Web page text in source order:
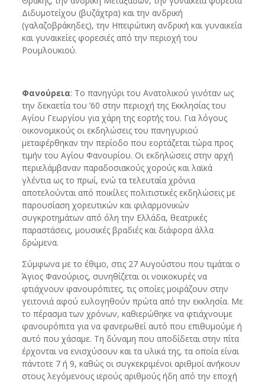
Διδυμοτείχου (βυζάχτρα) και την ανδρική
(γαλαζοβράκηδες), την Ηπειρώτικη ανδρική και γυναικεία
και γυναικείες φορεσιές από την περιοχή του
Ρουμλουκιού.
Φανούρεια: Το πανηγύρι του Ανατολικού γινόταν ως
την δεκαετία του ’60 στην περιοχή της Εκκλησίας του
Αγίου Γεωργίου για χάρη της εορτής του. Για λόγους
οικονομικούς οι εκδηλώσεις του πανηγυριού
μεταφέρθηκαν την περίοδο που εορτάζεται τώρα προς
τιμήν του Αγίου Φανουρίου. Οι εκδηλώσεις στην αρχή
περιελάμβαναν παραδοσιακούς χορούς και λαϊκά
γλέντια ως το πρωί, ενώ τα τελευταία χρόνια
αποτελούνται από ποικίλες πολιτιστικές εκδηλώσεις με
παρουσίαση χορευτικών και φιλαρμονικών
συγκροτημάτων από όλη την Ελλάδα, θεατρικές
παραστάσεις, μουσικές βραδιές και διάφορα άλλα
δρώμενα.
Σύμφωνα με το έθιμο, στις 27 Αυγούστου που τιμάται ο
Άγιος Φανούριος, συνηθίζεται οι νοικοκυρές να
φτιάχνουν φανουρόπιτες, τις οποίες μοιράζουν στην
γειτονιά αφού ευλογηθούν πρώτα από την εκκλησία. Με
το πέρασμα των χρόνων, καθιερώθηκε να φτιάχνουμε
φανουρόπιτα για να φανερωθεί αυτό που επιθυμούμε ή
αυτό που χάσαμε. Τη δύναμη που αποδίδεται στην πίτα
έρχονται να ενισχύσουν και τα υλικά της, τα οποία είναι
πάντοτε 7 ή 9, καθώς οι συγκεκριμένοι αριθμοί ανήκουν
στους λεγόμενους ιερούς αριθμούς ήδη από την εποχή